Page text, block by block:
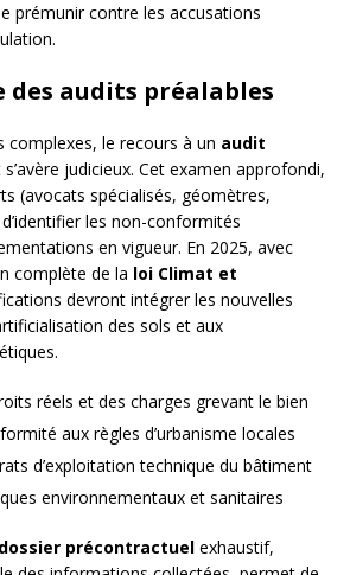
prémunir contre les accusations
des audits préalables
complexes, le recours à un audit
judicieux. Cet examen approfondi,
(avocats spécialisés, géomètres,
les non-conformités
en vigueur. En 2025, avec
complète de la loi Climat et
devront intégrer les nouvelles
des sols et aux
réels et des charges grevant le bien
aux règles d’urbanisme locales
d’exploitation technique du bâtiment
environnementaux et sanitaires
dossier précontractuel exhaustif,